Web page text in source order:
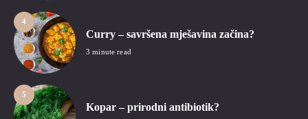
4
Curry – savršena mješavina začina?
3 minute read
5
Kopar – prirodni antibiotik?